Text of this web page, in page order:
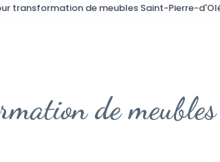
transformation de meubles Saint-Pierre-
de